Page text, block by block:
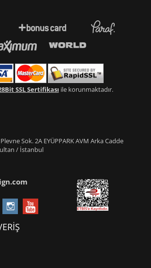
SSL Sertifikası ile korunmaktadır.
Sok. 2A EYÜPPARK AVM Arka Cadde
/ İstanbul